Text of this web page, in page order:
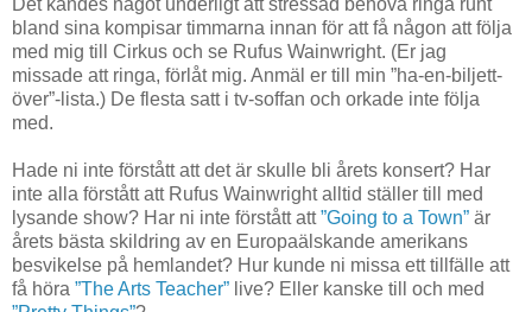
bland sina kompisar timmarna innan för att få någon att följa
med mig till Cirkus och se Rufus Wainwright. (Er jag
missade att ringa, förlåt mig. Anmäl er till min ”ha-en-biljett-
över”-lista.) De flesta satt i tv-soffan och orkade inte följa
med.
Hade ni inte förstått att det är skulle bli årets konsert? Har
inte alla förstått att Rufus Wainwright alltid ställer till med
lysande show? Har ni inte förstått att”Going to a Town” är
årets bästa skildring av en Europaälskande amerikans
besvikelse på hemlandet? Hur kunde ni missa ett tillfälle att
få höra ”The Arts Teacher” live? Eller kanske till och med